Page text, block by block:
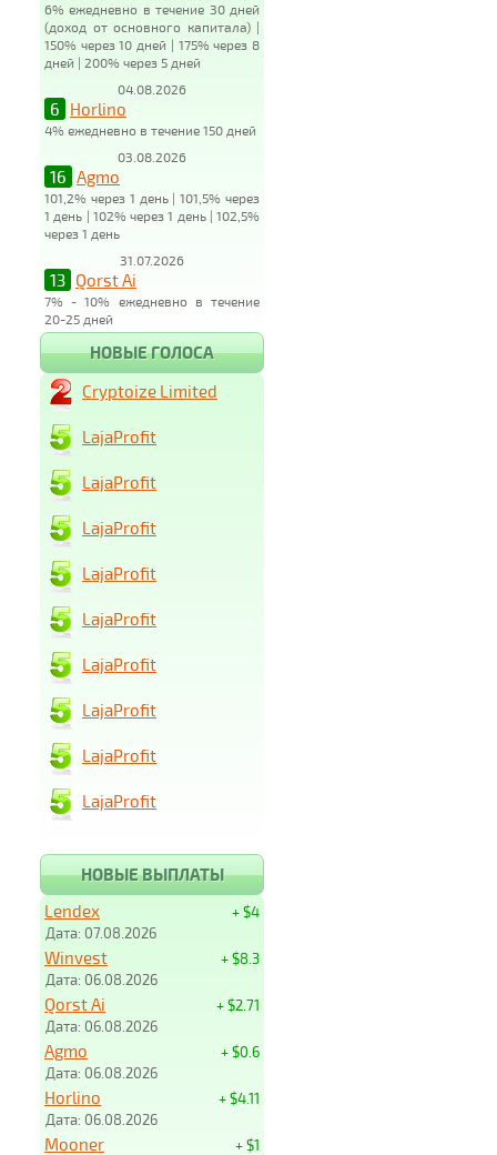
6% ежедневно в течение 30 дней
(доход от основного капитала) |
150% через 10 дней | 175% через 8
дней | 200% через 5 дней
04.08.2026
6 Horlino
4% ежедневно в течение 150 дней
03.08.2026
16 Agmo
101,2% через 1 день | 101,5% через
1 день | 102% через 1 день | 102,5%
через 1 день
31.07.2026
13 Qorst Ai
7% - 10% ежедневно в течение
20-25 дней
НОВЫЕ ГОЛОСА
Cryptoize Limited
LajaProfit
LajaProfit
LajaProfit
LajaProfit
LajaProfit
LajaProfit
LajaProfit
LajaProfit
LajaProfit
НОВЫЕ ВЫПЛАТЫ
+ $4
Lendex
Дата: 07.08.2026
+ $8.3
Winvest
Дата: 06.08.2026
+ $2.71
Qorst Ai
Дата: 06.08.2026
+ $0.6
Agmo
Дата: 06.08.2026
+ $4.11
Horlino
Дата: 06.08.2026
+ $1
Mooner